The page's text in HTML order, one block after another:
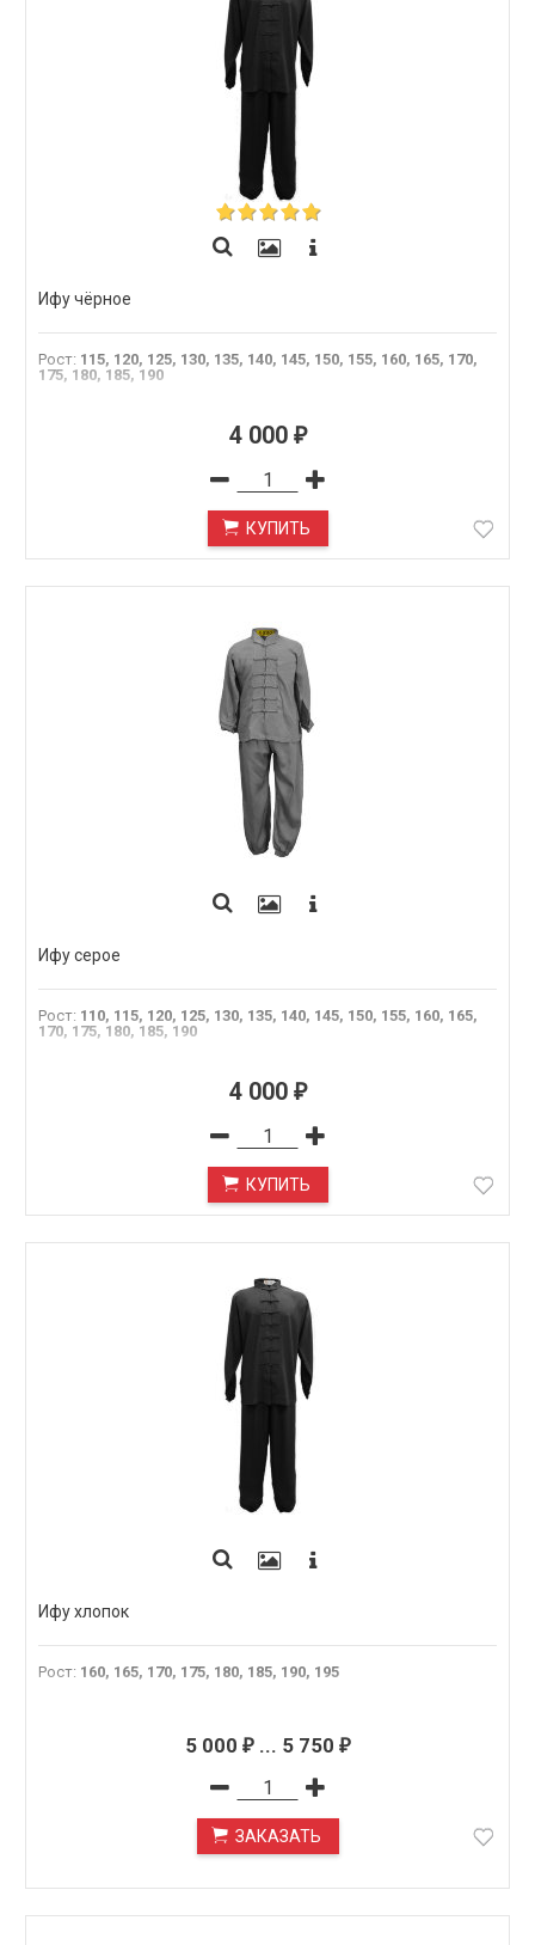
Ифу чёрное
Рост: 115, 120, 125, 130, 135, 140, 145, 150, 155, 160, 165, 170,
175, 180, 185, 190
4 000 ₽
КУПИТЬ
Ифу серое
Рост: 110, 115, 120, 125, 130, 135, 140, 145, 150, 155, 160, 165,
170, 175, 180, 185, 190
4 000 ₽
КУПИТЬ
Ифу хлопок
Рост: 160, 165, 170, 175, 180, 185, 190, 195
5 000 ₽... 5 750 ₽
ЗАКАЗАТЬ